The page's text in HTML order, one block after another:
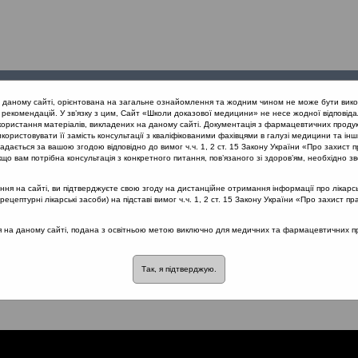
заходи
проекту
підхід до проблеми хронічного риносинуситу в рамках нових
кортикостероїдів та Синупрету при ГРС та ХРС
застосування
та Синупрету при
даному сайті, орієнтована на загальне ознайомлення та жодним чином не може бути
У зв’язку з цим, Сайт «Школи доказової медицини» не несе жодної
матеріалів, викладених на даному сайті. Документація з фармацевтичних
її замість консультації з кваліфікованими фахівцями в галузі медицини та
за вашою згодою відповідно до вимог ч.ч. 1, 2 ст. 15 Закону України «Про захист
потрібна консультація з конкретного питання, пов’язаного зі здоров’ям, необхідно
на сайті, ви підтверджуєте свою згоду на дистанційне отримання інформації про
лікарські засоби) на підставі вимог ч.ч. 1, 2 ст. 15 Закону України «Про захист
на даному сайті, подана з освітньою метою виключно для медичних та фармацевтичних
Так, я підтверджую.